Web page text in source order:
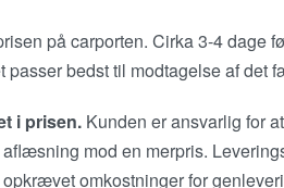
på carporten. Cirka 3-4 dage
passer bedst til modtagelse af det
i prisen. Kunden er ansvarlig for
mod en merpris.
omkostninger for